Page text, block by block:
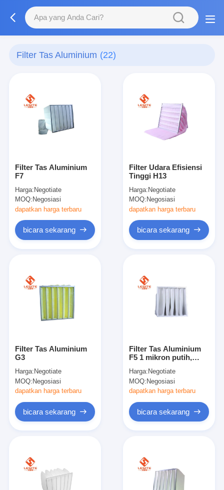
Filter Tas Aluminium (22)
Filter Tas Aluminium
F7
Harga: Negotiate
MOQ: Negosiasi
dapatkan harga terbaru
bicara sekarang
Filter Udara Efisiensi
Tinggi H13
Harga: Negotiate
MOQ: Negosiasi
dapatkan harga terbaru
bicara sekarang
Filter Tas Aluminium
G3
Harga: Negotiate
MOQ:Negosiasi
dapatkan harga terbaru
bicara sekarang
Filter Tas Aluminium
F5 1 mikron putih,
Harga: Negotiate
MOQ:Negosiasi
dapatkan harga terbaru
bicara sekarang